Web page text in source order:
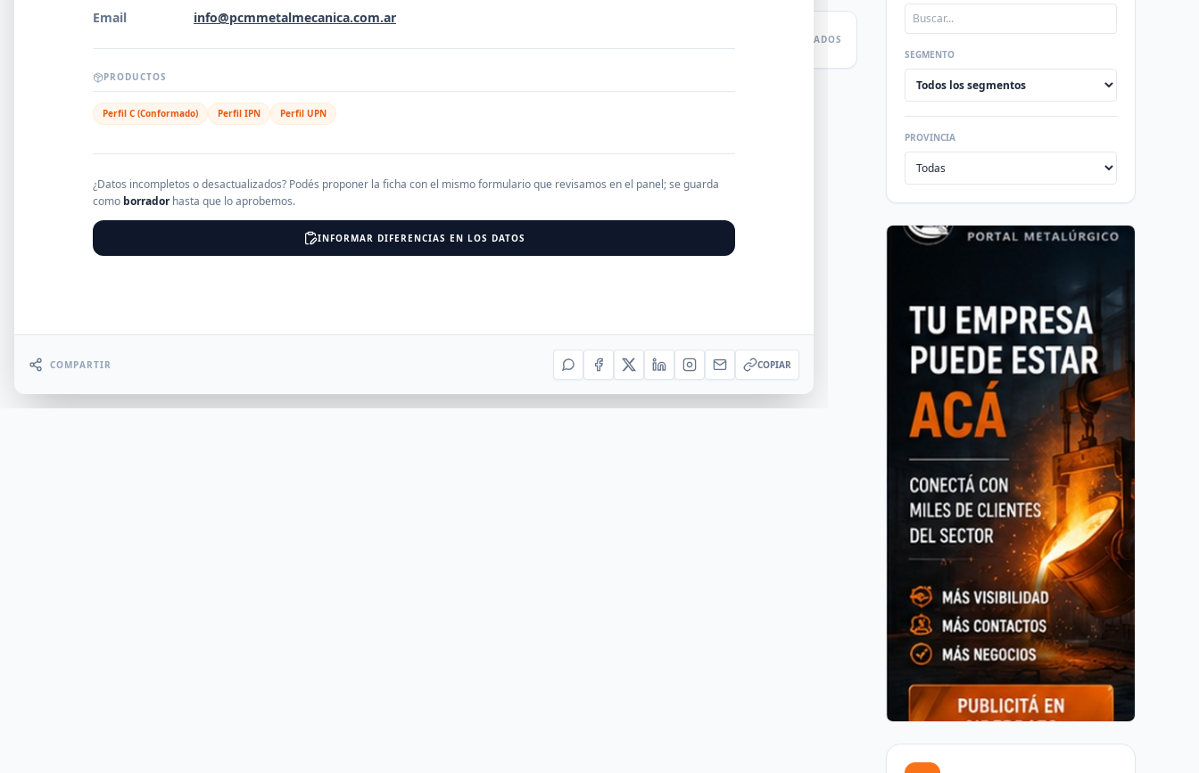
RESULTADOS
SEGMENTO
PROVINCIA
Email
info@pcmmetalmecanica.com.ar
PRODUCTOS
Perfil C (Conformado) Perfil IPN Perfil UPN
¿Datos incompletos o desactualizados? Podés proponer la ficha con el mismo formulario que revisamos en el panel; se guarda
como borradorhasta que lo aprobemos.
INFORMAR DIFERENCIAS EN LOS DATOS
COMPARTIR COPIAR